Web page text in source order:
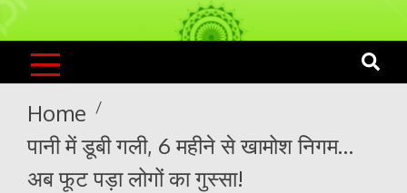
KNLS LIVE
Home
पानी में डूबी गली, 6 महीने से खामोश निगम…
अब फूट पड़ा लोगों का गुस्सा!